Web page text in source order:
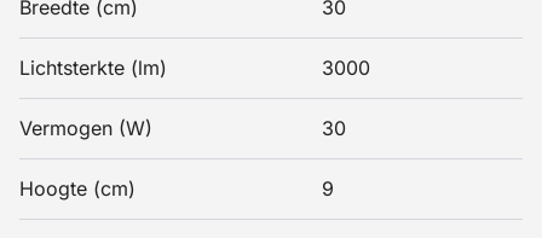
Breedte (cm) 30
Lichtsterkte (lm) 3000
Vermogen (W) 30
Hoogte (cm) 9